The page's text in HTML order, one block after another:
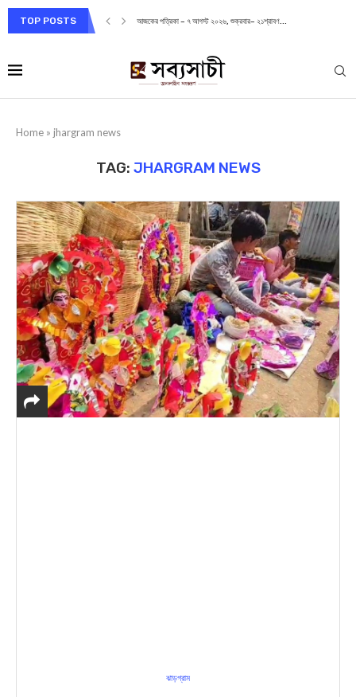
TOP POSTS আজকের পত্রিকা – ৭ আগস্ট ২০২৬, শুক্রবার– ২১শ্রাবণ...
Home » jhargram news
TAG: JHARGRAM NEWS
ঝাড়গ্রাম